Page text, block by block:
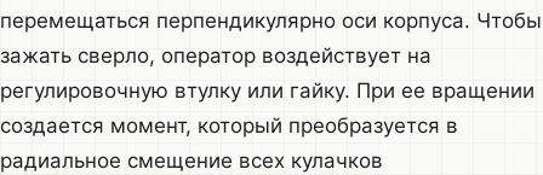
перемещаться перпендикулярно оси корпуса. Чтобы
зажать сверло, оператор воздействует на
регулировочную втулку или гайку. При ее вращении
создается момент, который преобразуется в
радиальное смещение всех кулачков